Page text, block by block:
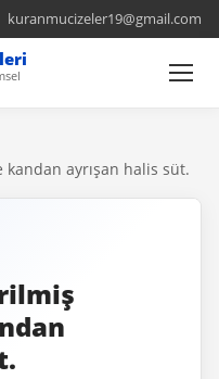
kuranmucizeler19@gmail.com
ayrışan halis süt.